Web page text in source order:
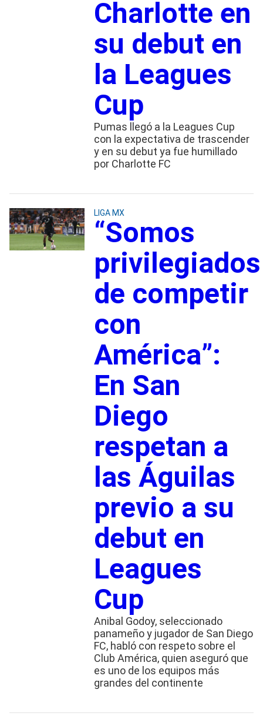
Charlotte en
su debut en
la Leagues
Cup
Pumas llegó a la Leagues Cup
con la expectativa de trascender
y en su debut ya fue humillado
por Charlotte FC
LIGA MX
“Somos
privilegiados
de competir
con
América”:
En San
Diego
respetan a
las Águilas
previo a su
debut en
Leagues
Cup
Anibal Godoy, seleccionado
panameño y jugador de San Diego
FC, habló con respeto sobre el
Club América, quien aseguró que
es uno de los equipos más
grandes del continente